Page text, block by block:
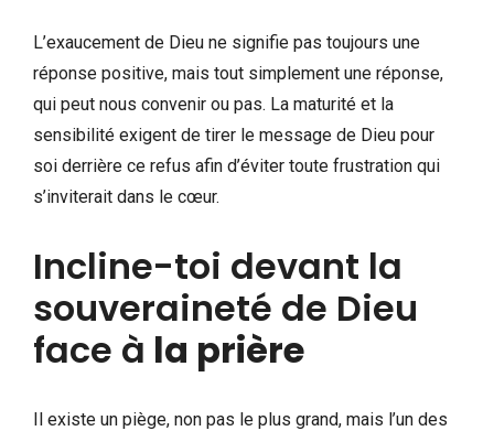
L’exaucement de Dieu ne signifie pas toujours une
réponse positive, mais tout simplement une réponse,
qui peut nous convenir ou pas. La maturité et la
sensibilité exigent de tirer le message de Dieu pour
soi derrière ce refus afin d’éviter toute frustration qui
s’inviterait dans le cœur.
Incline-toi devant la
souveraineté de Dieu
face à la prière
Il existe un piège, non pas le plus grand, mais l’un des